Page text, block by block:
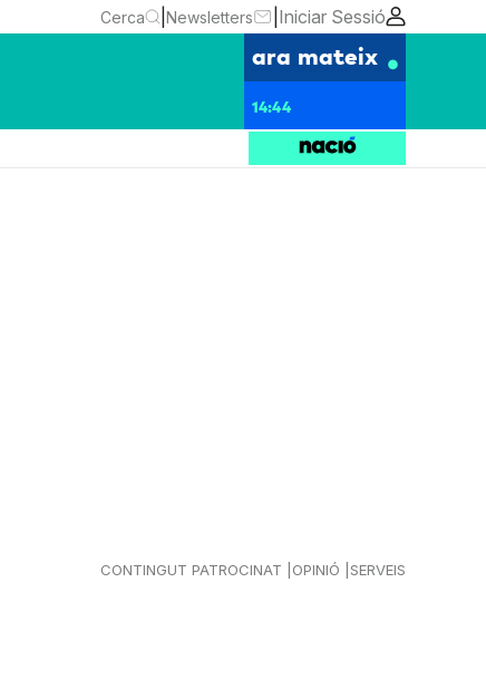
Cerca Newsletters Iniciar Sessió
ara mateix
14:44
CONTINGUT PATROCINAT OPINIÓ SERVEIS